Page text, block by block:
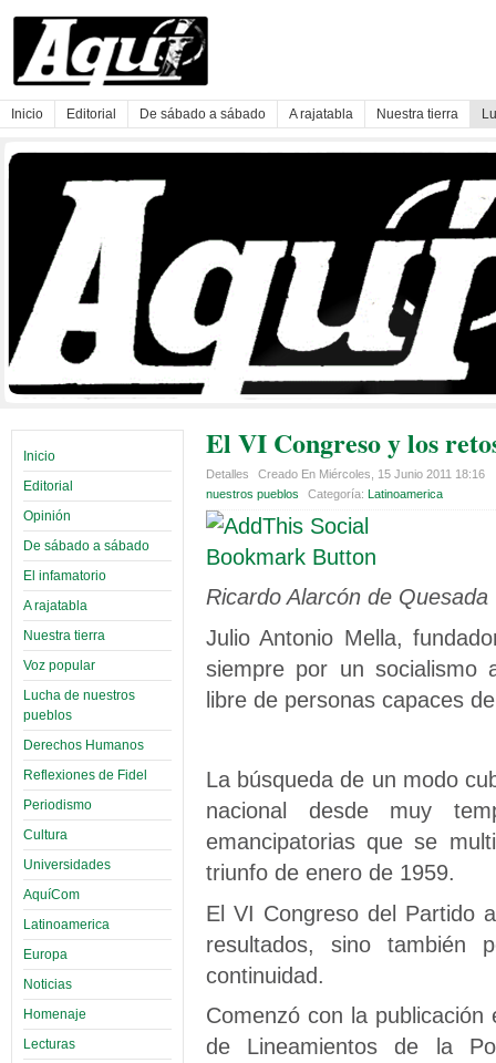
Inicio Editorial De sábado a sábado A rajatabla Nuestra tierra
Inicio
Editorial
Opinión
De sábado a sábado
El infamatorio
A rajatabla
Nuestra tierra
Voz popular
Lucha de nuestros
pueblos
Derechos Humanos
Reflexiones de Fidel
Periodismo
Cultura
Universidades
AquíCom
Latinoamerica
Europa
Noticias
Homenaje
Lecturas
El VI Congreso y los
Detalles
Creado En Miércoles, 15 Junio 2011 18:16
nuestros pueblos
Categoría: Latinoamerica
Ricardo Alarcón de Quesada
Julio Antonio Mella,
siempre por un socialismo
libre de personas capaces
La búsqueda de un modo
nacional desde muy
emancipatorias que se
triunfo de enero de 1959.
El VI Congreso del Partido
resultados, sino
continuidad.
Comenzó con la
de Lineamientos de la